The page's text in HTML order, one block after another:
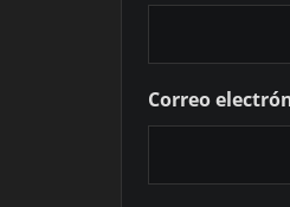
Correo